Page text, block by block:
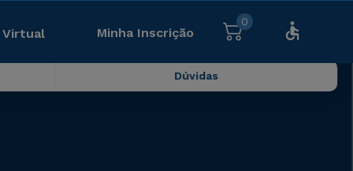
Virtual Minha Inscrição
0
Dúvidas